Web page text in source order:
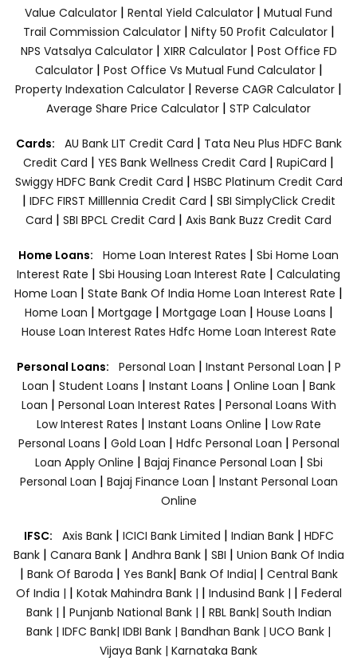
Value Calculator | Rental Yield Calculator | Mutual Fund
Trail Commission Calculator| Nifty 50 Profit Calculator|
NPS Vatsalya Calculator| XIRR Calculator| Post Office FD
Calculator| Post Office Vs Mutual Fund Calculator|
Property Indexation Calculator | Reverse CAGR Calculator |
Average Share Price Calculator | STP Calculator
Cards: AU Bank LIT Credit Card | Tata Neu Plus HDFC Bank
Credit Card | YES Bank Wellness Credit Card | RupiCard |
Swiggy HDFC Bank Credit Card | HSBC Platinum Credit Card
| IDFC FIRST Milllennia Credit Card | SBI SimplyClick Credit
Card | SBI BPCL Credit Card | Axis Bank Buzz Credit Card
Home Loans: Home Loan Interest Rates | Sbi Home Loan
Interest Rate | Sbi Housing Loan Interest Rate | Calculating
Home Loan | State Bank Of India Home Loan Interest Rate |
Home Loan | Mortgage | Mortgage Loan | House Loans |
House Loan Interest Rates Hdfc Home Loan Interest Rate
Personal Loans: Personal Loan | Instant Personal Loan | P
Loan | Student Loans | Instant Loans | Online Loan | Bank
Loan | Personal Loan Interest Rates | Personal Loans With
Low Interest Rates | Instant Loans Online | Low Rate
Personal Loans | Gold Loan | Hdfc Personal Loan | Personal
Loan Apply Online | Bajaj Finance Personal Loan | Sbi
Personal Loan | Bajaj Finance Loan | Instant Personal Loan
Online
IFSC: Axis Bank | ICICI Bank Limited | Indian Bank | HDFC
Bank| Canara Bank | Andhra Bank| SBI | Union Bank Of India
| Bank Of Baroda | Yes Bank| Bank Of India| | Central Bank
Of India | | Kotak Mahindra Bank | | Indusind Bank | | Federal
Bank | | Punjanb National Bank | | RBL Bank| South Indian
Bank | IDFC Bank| IDBI Bank | Bandhan Bank | UCO Bank |
Vijaya Bank | Karnataka Bank